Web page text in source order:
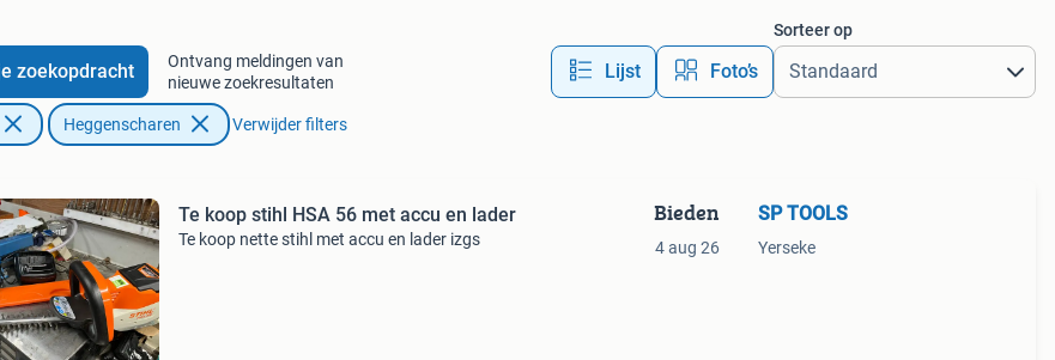
zoekopdracht
Ontvang meldingen van
nieuwe zoekresultaten
Lijst Foto’s
Sorteer op
Heggenscharen Verwijder filters
Te koop stihl HSA 56 met accu en lader
Te koop nette stihl met accu en lader izgs
Bieden
4 aug 26
SP TOOLS
Yerseke